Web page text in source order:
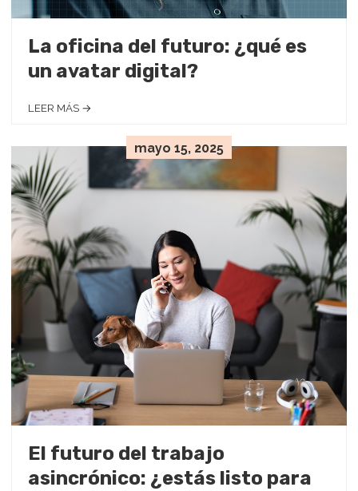
La oficina del futuro: ¿qué es
un avatar digital?
LEER MÁS →
mayo 15, 2025
El futuro del trabajo
asincrónico: ¿estás listo para